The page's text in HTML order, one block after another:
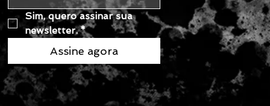
Sim, quero assinar sua
newsletter. *
Assine agora